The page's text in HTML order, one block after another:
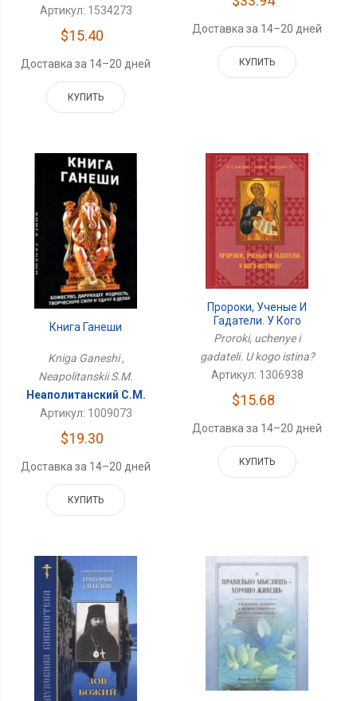
Артикул: 1534273
$15.40
Доставка за 14–20 дней
КУПИТЬ
Доставка за 14–20 дней
КУПИТЬ
Книга Ганеши
Kniga Ganeshi ,
Neapolitanskii S.M.
Неаполитанский С.М.
Артикул: 1009073
$19.30
Доставка за 14–20 дней
КУПИТЬ
Пророки, Ученые И
Гадатели. У Кого
Истина?
Proroki, uchenye i
gadateli. U kogo istina?
Артикул: 1306938
$15.68
Доставка за 14–20 дней
КУПИТЬ